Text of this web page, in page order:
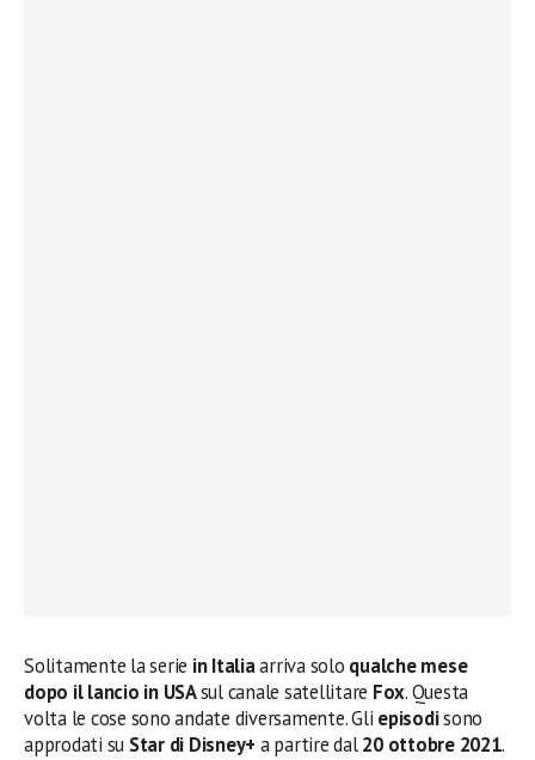
Solitamente la serie in Italiaarriva solo qualche mese
dopo il lancio in USAsul canale satellitare Fox. Questa
volta le cose sono andate diversamente. Gli episodisono
approdati su Star di Disney+ a partire dal20 ottobre 2021.